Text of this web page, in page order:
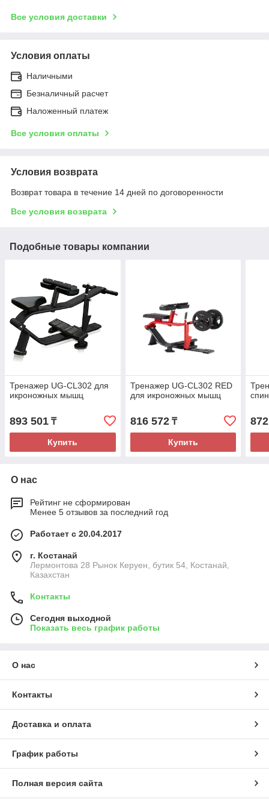
Все условия доставки
Условия оплаты
Наличными
Безналичный расчет
Наложенный платеж
Все условия оплаты
Условия возврата
Возврат товара в течение 14 дней по договоренности
Все условия возврата
Подобные товары компании
Тренажер UG-CL302 для
икроножных мышц
893 501 ₸
Купить
Тренажер UG-CL302 RED
для икроножных мышц
816 572₸
Купить
О нас
Рейтинг не сформирован
Менее 5 отзывов за последний год
Работает с 20.04.2017
г. Костанай
Лермонтова 28 Рынок Керуен, бутик 54, Костанай,
Казахстан
Контакты
Сегодня выходной
Показать весь график работы
О нас
Контакты
Доставка и оплата
График работы
Полная версия сайта